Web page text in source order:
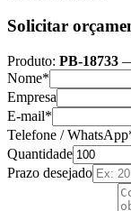
Solicitar
Produto: PB-18733
Nome*
Empresa
E-mail*
Telefone /
Quantidade
Prazo desejado